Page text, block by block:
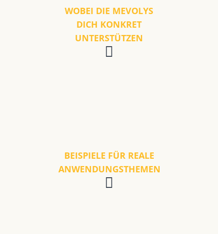
WOBEI DIE MEVOLYS
DICH KONKRET
UNTERSTÜTZEN
BEISPIELE FÜR REALE
ANWENDUNGSTHEMEN